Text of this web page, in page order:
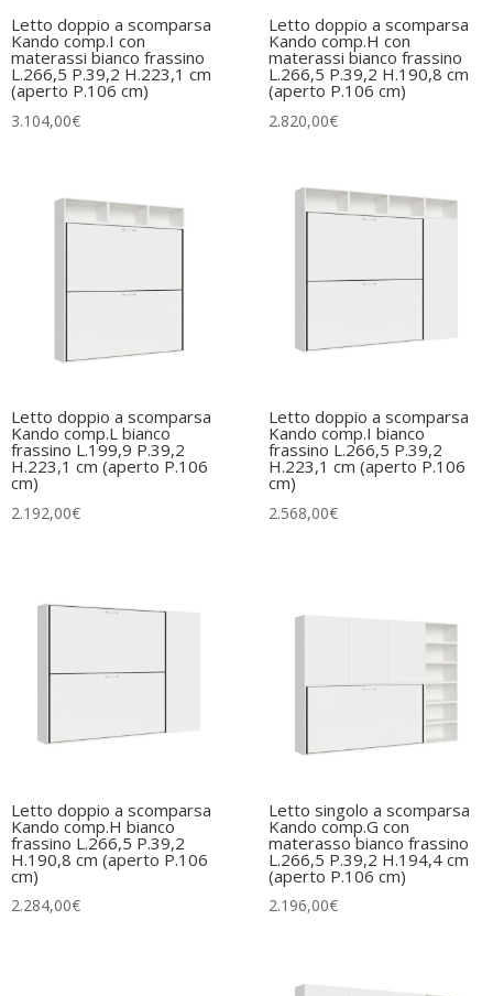
Letto doppio a scomparsa
Kando comp.I con
materassi bianco frassino
L.266,5 P.39,2 H.223,1 cm
(aperto P.106 cm)
3.104,00€
Letto doppio a scomparsa
Kando comp.H con
materassi bianco frassino
L.266,5 P.39,2 H.190,8 cm
(aperto P.106 cm)
2.820,00€
Letto doppio a scomparsa
Kando comp.L bianco
frassino L.199,9 P.39,2
H.223,1 cm (aperto P.106
cm)
2.192,00€
Letto doppio a scomparsa
Kando comp.I bianco
frassino L.266,5 P.39,2
H.223,1 cm (aperto P.106
cm)
2.568,00€
Letto doppio a scomparsa
Kando comp.H bianco
frassino L.266,5 P.39,2
H.190,8 cm (aperto P.106
cm)
2.284,00€
Letto singolo a scomparsa
Kando comp.G con
materasso bianco frassino
L.266,5 P.39,2 H.194,4 cm
(aperto P.106 cm)
2.196,00€